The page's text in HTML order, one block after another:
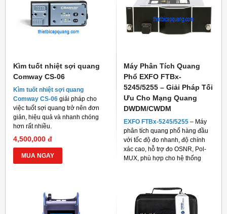
Kìm tuốt nhiệt sợi quang
Comway CS-06
Kìm tuốt nhiệt sợi quang
Comway CS-06 giải pháp cho
việc tuốt sợi quang trở nên đơn
giản, hiệu quả và nhanh chóng
hơn rất nhiều.
4,500,000 đ
MUA NGAY
Máy Phân Tích Quang
Phổ EXFO FTBx-
5245/5255 – Giải Pháp Tối
Ưu Cho Mạng Quang
DWDM/CWDM
EXFO FTBx-5245/5255 – Máy
phân tích quang phổ hàng đầu
với tốc độ đo nhanh, độ chính
xác cao, hỗ trợ đo OSNR, Pol-
MUX, phù hợp cho hệ thống